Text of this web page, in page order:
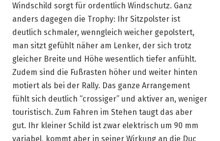
Windschild sorgt für ordentlich Windschutz. Ganz
anders dagegen die Trophy: Ihr Sitzpolster ist
deutlich schmaler, wenngleich weicher gepolstert,
man sitzt gefühlt näher am Lenker, der sich trotz
gleicher Breite und Höhe wesentlich tiefer anfühlt.
Zudem sind die Fußrasten höher und weiter hinten
motiert als bei der Rally. Das ganze Arrangement
fühlt sich deutlich “crossiger” und aktiver an, weniger
touristisch. Zum Fahren im Stehen taugt das aber
gut. Ihr kleiner Schild ist zwar elektrisch um 90 mm
variabel, kommt aber in seiner Wirkung an die Duc